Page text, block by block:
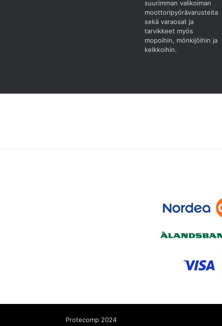
suurimman valikoiman
moottoripyörävarusteita
sekä varaosat ja
tarvikkeet myös
mopoihin, mönkijöihin ja
kelkkoihin.
Protecomp 2024